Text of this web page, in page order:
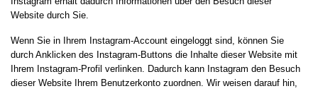
Website durch Sie.
Wenn Sie in Ihrem Instagram-Account eingeloggt sind, können Sie
durch Anklicken des Instagram-Buttons die Inhalte dieser Website mit
Ihrem Instagram-Profil verlinken. Dadurch kann Instagram den Besuch
dieser Website Ihrem Benutzerkonto zuordnen. Wir weisen darauf hin,